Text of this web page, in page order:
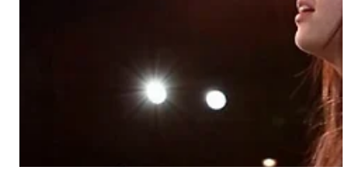
이 참 많은 추천 방송입니다. 과학자의 꿈을 키우며 고려대학교에 입학을 했지
만, 한국의 교육은 학부생은 주로 이론만 배우고, 대학원이나 박사과정이나 되